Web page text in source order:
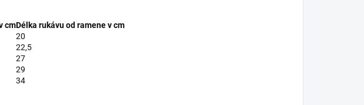
cmDélka rukávu od ramene v cm
20
22,5
27
29
34